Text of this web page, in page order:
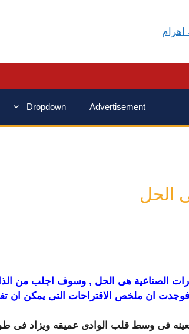
Advertisement
Dropdown
الحل
الصناعية هى الحل , وسوف اجلب من
ان ملخص الاقتراحات التى يمكن ان
فى وسط قلب الوادى عميقه ويزاد فى